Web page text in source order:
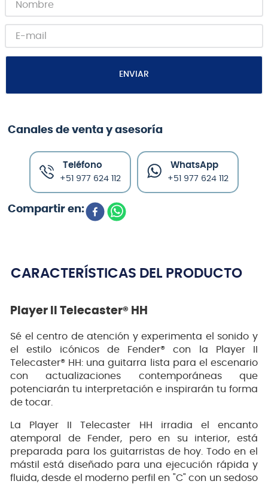
ENVIAR
Canales de venta y asesoría
Teléfono
+51 977 624 112
WhatsApp
+51 977 624 112
CARACTERÍSTICAS DEL PRODUCTO
Player II Telecaster® HH
Sé el centro de atención y experimenta el sonido y
el estilo icónicos de Fender® con la Player II
Telecaster® HH: una guitarra lista para el escenario
con actualizaciones contemporáneas que
potenciarán tu interpretación e inspirarán tu forma
de tocar.
La Player II Telecaster HH irradia el encanto
atemporal de Fender, pero en su interior, está
preparada para los guitarristas de hoy. Todo en el
mástil está diseñado para una ejecución rápida y
fluida, desde el moderno perfil en "C" con un sedoso